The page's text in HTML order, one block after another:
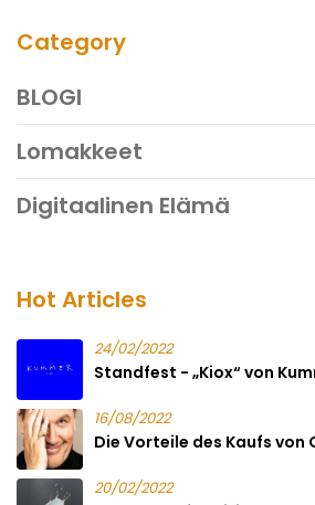
Category
BLOGI
Lomakkeet
Digitaalinen Elämä
Hot Articles
24/02/2022
Standfest - „Kiox“ von
16/08/2022
Die Vorteile des Kaufs
20/02/2022